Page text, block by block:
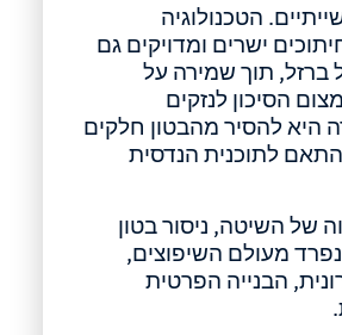
הטכנולוגיה
ישרים ומדויקים גם
ברזל, תוך שמירה על
הסיכון לנזקים
היא להסיר מהבטון חלקים
לתוכנית הנדסית
של השיטה, ניסור בטון
מעולם השיפוצים,
הבנייה הפרטית